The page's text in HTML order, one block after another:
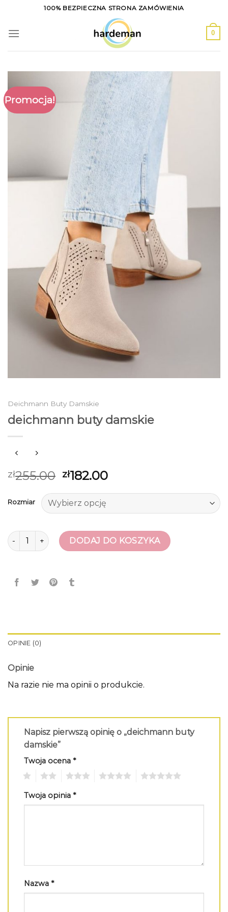
content
100% BEZPIECZNA STRONA ZAMÓWIENIA
0
Promocja!
Deichmann Buty Damskie
deichmann buty damskie
zł255.00 zł182.00
Rozmiar
ilość deichmann buty damskie
DODAJ DO KOSZYKA
OPINIE (0)
Opinie
Na razie nie ma opinii o produkcie.
Napisz pierwszą opinię o „deichmann buty
damskie”
Twoja ocena *
Twoja opinia *
Nazwa *